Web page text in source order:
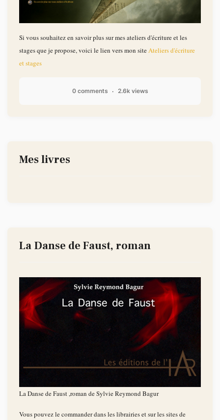
Si vous souhaitez en savoir plus sur mes ateliers d'écriture et les
stages que je propose, voici le lien vers mon siteAteliers d'écriture
et stages
0 comments 2.6k views
Mes livres
La Danse de Faust, roman
La Danse de Faust ,roman de Sylvie Reymond Bagur
Vous pouvez le commander dans les librairies et sur les sites de